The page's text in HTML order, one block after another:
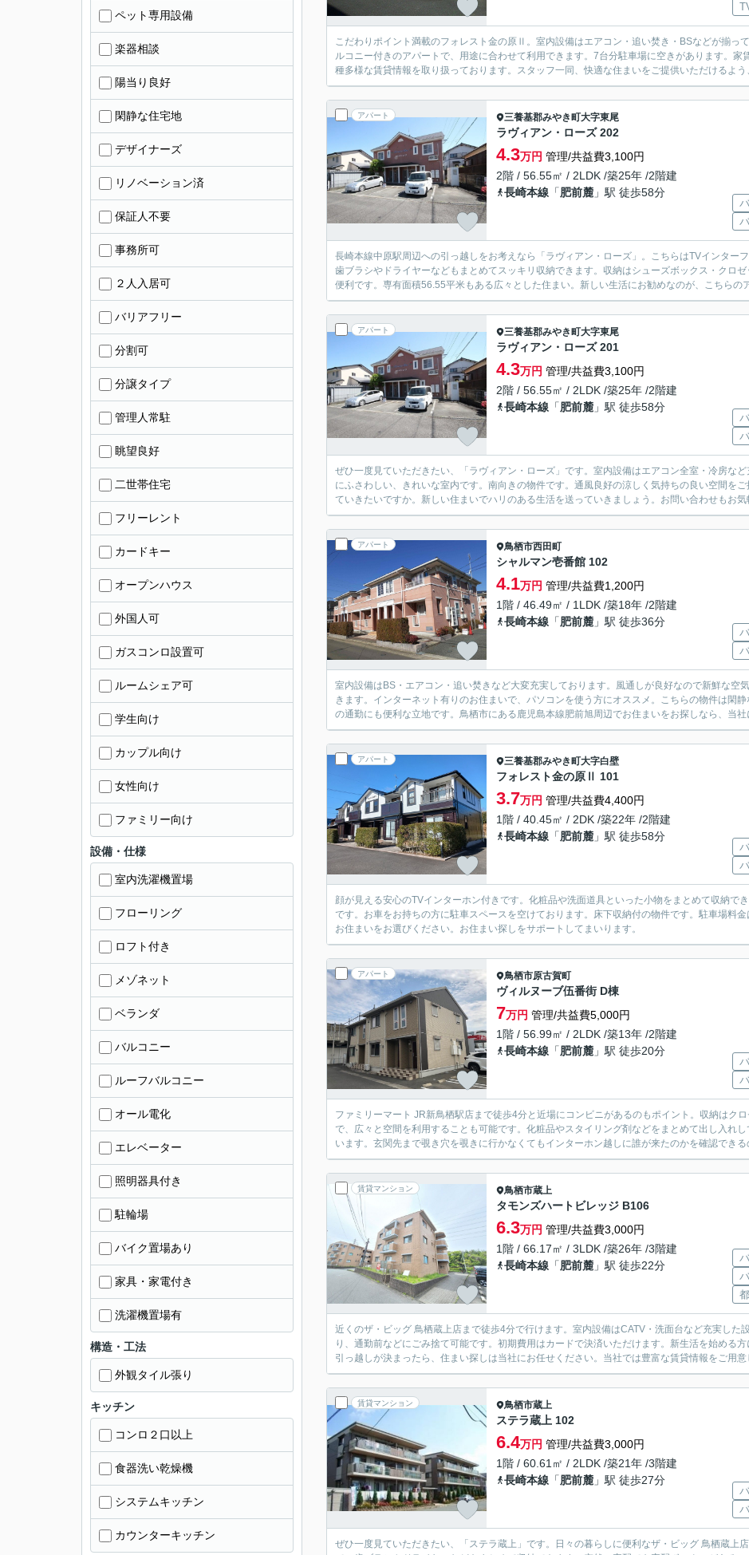
こだわりポイント満載のフォレスト金の原Ⅱ。室内設備はエアコン・追い焚き・BSなどが揃っ
ルコニー付きのアパートで、用途に合わせて利用できます。7台分駐車場に空きがあります。
種多様な賃貸情報を取り扱っております。スタッフ一同、快適な住まいをご提供いただけるよ
アパート 三養基郡みやき町大字東尾
ラヴィアン・ローズ 202
4.3万円 管理/共益費3,100円
2階 / 56.55㎡ / 2LDK /築25年 /2階建
長崎本線 「肥前麓 」駅 徒歩58分
長崎本線中原駅周辺への引っ越しをお考えなら「ラヴィアン・ローズ」。こちらはTVインター
歯ブラシやドライヤーなどもまとめてスッキリ収納できます。収納はシューズボックス・クロ
便利です。専有面積56.55平米もある広々とした住まい。新しい生活にお勧めなのが、こちらの
アパート 三養基郡みやき町大字東尾
ラヴィアン・ローズ 201
4.3万円 管理/共益費3,100円
2階 / 56.55㎡ / 2LDK /築25年 /2階建
長崎本線 「肥前麓 」駅 徒歩58分
ぜひ一度見ていただきたい、「ラヴィアン・ローズ」です。室内設備はエアコン全室・冷房な
にふさわしい、きれいな室内です。南向きの物件です。通風良好の涼しく気持ちの良い空間を
ていきたいですか。新しい住まいでハリのある生活を送っていきましょう。お問い合わせもお気
アパート 鳥栖市西田町
シャルマン壱番館 102
4.1万円 管理/共益費1,200円
1階 / 46.49㎡ / 1LDK /築18年 /2階建
長崎本線 「肥前麓 」駅 徒歩36分
室内設備はBS・エアコン・追い焚きなど大変充実しております。風通しが良好なので新鮮な空
きます。インターネット有りのお住まいで、パソコンを使う方にオススメ。こちらの物件は閑
の通勤にも便利な立地です。鳥栖市にある鹿児島本線肥前旭周辺でお住まいをお探しなら、当
アパート 三養基郡みやき町大字白壁
フォレスト金の原Ⅱ 101
3.7万円 管理/共益費4,400円
1階 / 40.45㎡ / 2DK /築22年 /2階建
長崎本線 「肥前麓 」駅 徒歩58分
顔が見える安心のTVインターホン付きです。化粧品や洗面道具といった小物をまとめて収納で
です。お車をお持ちの方に駐車スペースを空けております。床下収納付の物件です。駐車場料
お住まいをお選びください。お住まい探しをサポートしてまいります。
アパート 鳥栖市原古賀町
ヴィルヌーブ伍番街 D棟
7万円 管理/共益費5,000円
1階 / 56.99㎡ / 2LDK /築13年 /2階建
長崎本線 「肥前麓 」駅 徒歩20分
ファミリーマート JR新鳥栖駅店まで徒歩4分と近場にコンビニがあるのもポイント。収納はク
で、広々と空間を利用することも可能です。化粧品やスタイリング剤などをまとめて出し入れ
います。玄関先まで覗き穴を覗きに行かなくてもインターホン越しに誰が来たのかを確認でき
賃貸マンション 鳥栖市蔵上
タモンズハートビレッジ B106
6.3万円 管理/共益費3,000円
1階 / 66.17㎡ / 3LDK /築26年 /3階建
長崎本線 「肥前麓 」駅 徒歩22分
近くのザ・ビッグ 鳥栖蔵上店まで徒歩4分で行けます。室内設備はCATV・洗面台など充実した
り、通勤前などにごみ捨て可能です。初期費用はカードで決済いただけます。新生活を始める
引っ越しが決まったら、住まい探しは当社にお任せください。当社では豊富な賃貸情報をご用
賃貸マンション 鳥栖市蔵上
ステラ蔵上 102
6.4万円 管理/共益費3,000円
1階 / 60.61㎡ / 2LDK /築21年 /3階建
長崎本線 「肥前麓 」駅 徒歩27分
ぜひ一度見ていただきたい、「ステラ蔵上」です。日々の暮らしに便利なザ・ビッグ 鳥栖蔵上
ペット専用設備
楽器相談
陽当り良好
閑静な住宅地
デザイナーズ
リノベーション済
保証人不要
事務所可
２人入居可
バリアフリー
分割可
分譲タイプ
管理人常駐
眺望良好
二世帯住宅
フリーレント
カードキー
オープンハウス
外国人可
ガスコンロ設置可
ルームシェア可
学生向け
カップル向け
女性向け
ファミリー向け
設備・仕様
室内洗濯機置場
フローリング
ロフト付き
メゾネット
ベランダ
バルコニー
ルーフバルコニー
オール電化
エレベーター
照明器具付き
駐輪場
バイク置場あり
家具・家電付き
洗濯機置場有
構造・工法
外観タイル張り
キッチン
コンロ２口以上
食器洗い乾燥機
システムキッチン
カウンターキッチン